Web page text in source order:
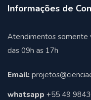
Informações de
Atendimentos somente
das 09h as 17h
Email:
whatsapp +55 49